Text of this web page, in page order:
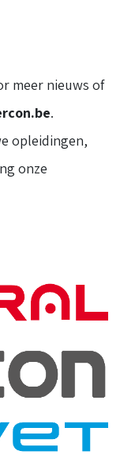
meer nieuws of
.
opleidingen,
onze